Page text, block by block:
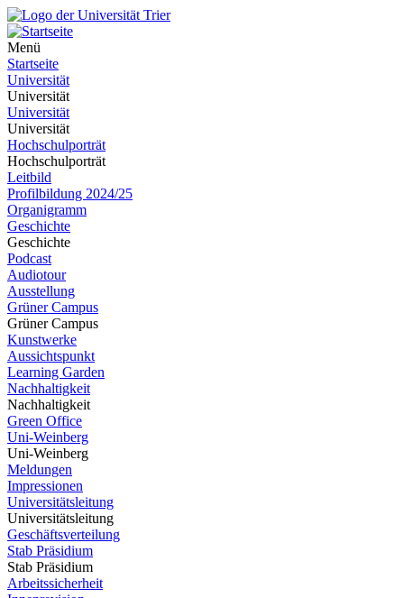
Menü
Startseite
Universität
Universität
Universität
Universität
Hochschulporträt
Hochschulporträt
Leitbild
Profilbildung 2024/25
Organigramm
Geschichte
Geschichte
Podcast
Audiotour
Ausstellung
Grüner Campus
Grüner Campus
Kunstwerke
Aussichtspunkt
Learning Garden
Nachhaltigkeit
Nachhaltigkeit
Green Office
Uni-Weinberg
Uni-Weinberg
Meldungen
Impressionen
Universitätsleitung
Universitätsleitung
Geschäftsverteilung
Stab Präsidium
Stab Präsidium
Arbeitssicherheit